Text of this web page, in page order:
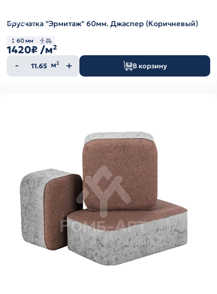
Брусчатка "Эрмитаж" 60мм. Джаспер (Коричневый)
60 мм
1420₽ /м²
Количество
товара
м² В корзину